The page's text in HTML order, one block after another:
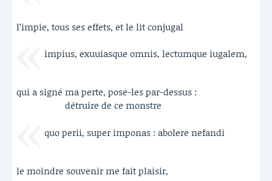
l’impie, tous ses effets, et le lit conjugal
impius, exuuiasque omnis, lectumque iugalem,
qui a signé ma perte, pose-les par-dessus :
détruire de ce monstre
quo perii, super imponas : abolere nefandi
le moindre souvenir me fait plaisir,